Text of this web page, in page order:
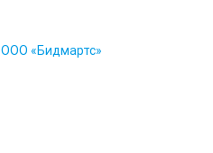
ООО «Бидмартс»